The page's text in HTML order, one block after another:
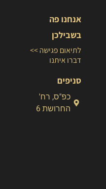
אנחנו פה
בשבילכן
לתיאום פגישה >>
דברו איתנו
סניפים
כפ"ס, רח'
החרושת 6